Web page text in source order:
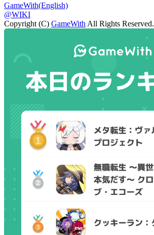
GameWith(English)
@WIKI
Copyright (C) GameWith All Rights Reserved.